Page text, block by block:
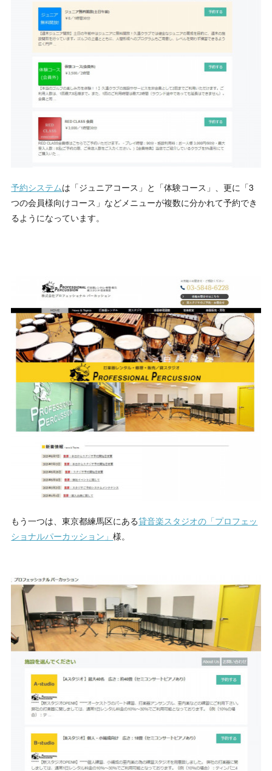
予約システムは「ジュニアコース」と「体験コース」、更に「3
つの会員様向けコース」などメニューが複数に分かれて予約でき
るようになっています。
もう一つは、東京都練馬区にある貸音楽スタジオの「プロフェッ
ショナルパーカッション」様。